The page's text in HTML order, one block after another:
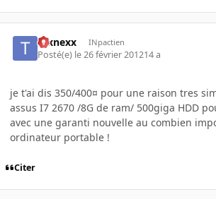
texnexx INpactien
Posté(e) le 26 février 201214 a
je t'ai dis 350/400¤ pour une raison tres
assus I7 2670 /8G de ram/ 500giga HDD
avec une garanti nouvelle au combien
ordinateur portable !
Citer